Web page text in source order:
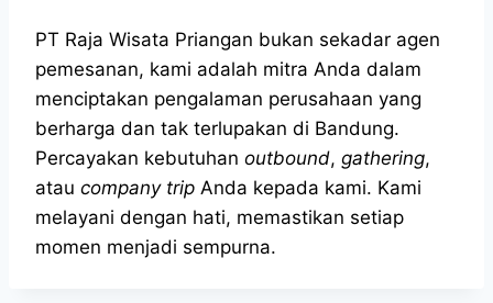
PT Raja Wisata Priangan bukan sekadar agen
pemesanan, kami adalah mitra Anda dalam
menciptakan pengalaman perusahaan yang
berharga dan tak terlupakan di Bandung.
Percayakan kebutuhan outbound, gathering,
atau company trip Anda kepada kami. Kami
melayani dengan hati, memastikan setiap
momen menjadi sempurna.